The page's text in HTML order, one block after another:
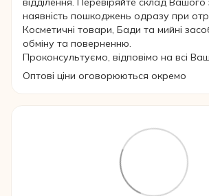
наявність пошкоджень одразу при
Косметичні товари, Бади та мийні
обміну та поверненню.
Проконсультуємо, відповімо на всі
Оптові ціни оговорюються окремо